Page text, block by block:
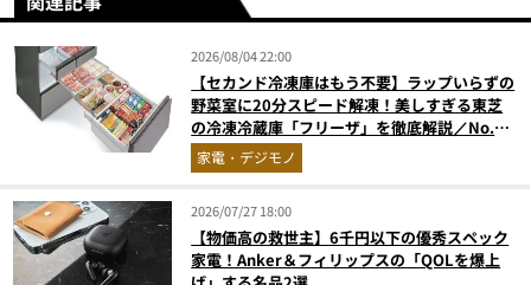
2026/08/04 22:00
【セカンド冷凍庫はもう不要】ラップいらずの
野菜室に20分スピード解凍！美しすぎる東芝
の冷凍冷蔵庫「フリーザ」を徹底解説／No.1
モノ雑誌編集長が選ぶ『センスがいい家電』
Vol.10
家電・デジモノ
2026/07/27 18:00
【物価高の救世主】6千円以下の優秀スペック
家電！Anker＆フィリップスの「QOLを爆上